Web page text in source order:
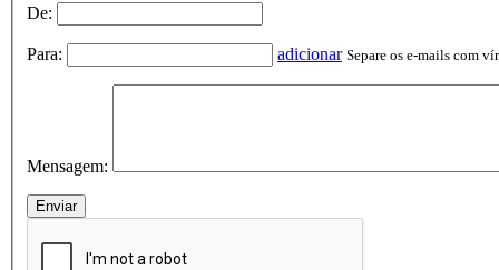
De:
Para: adicionar Separe os e-mails com
Mensagem: